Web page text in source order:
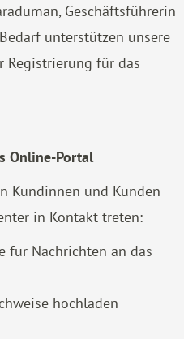
Geschäftsführerin
unterstützen unsere
Registrierung für das
Online-Portal
Kundinnen und Kunden
in Kontakt treten:
für Nachrichten an das
hochladen